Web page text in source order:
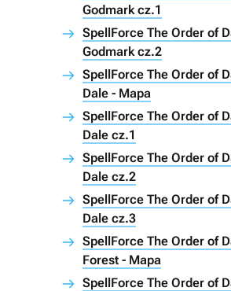
Godmark cz.1
SpellForce The Order of
Godmark cz.2
SpellForce The Order of
Dale - Mapa
SpellForce The Order of
Dale cz.1
SpellForce The Order of
Dale cz.2
SpellForce The Order of
Dale cz.3
SpellForce The Order of
Forest - Mapa
SpellForce The Order of